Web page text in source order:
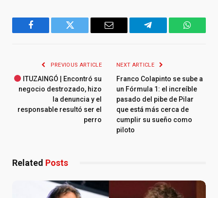
Facebook Twitter Email Telegram
PREVIOUS ARTICLE
ITUZAINGÓ | Encontró su
negocio destrozado, hizo
la denuncia y el
responsable resultó ser el
perro
NEXT ARTICLE
Franco Colapinto se sube a
un Fórmula 1: el increíble
pasado del pibe de Pilar
que está más cerca de
cumplir su sueño como
piloto
Related Posts